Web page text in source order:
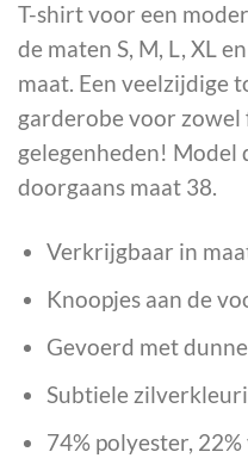
T-shirt voor een
de maten S, M, L, XL
maat. Een veelzijdige
garderobe voor zowel
gelegenheden! Model
doorgaans maat 38.
Verkrijgbaar in
Knoopjes aan de
Gevoerd met
Subtiele
74% polyester, 22%